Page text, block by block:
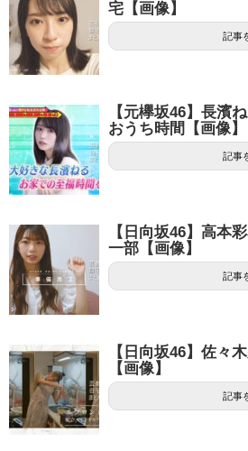
宅【画像】
記事
【元欅坂46】長濱
おうち時間【画像】
記事
【日向坂46】高本
一部【画像】
記事
【日向坂46】佐々
【画像】
記事